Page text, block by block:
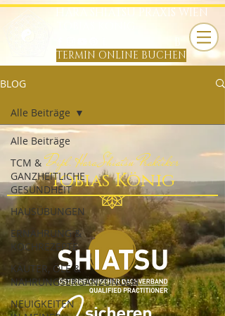
HARA SHIATSU PRAXIS WIEN
TERMIN ONLINE BUCHEN
B
BLOG
Alle Beiträge
TCM &
GANZHEITLICHE
GESUNDHEIT
HAUSÜBUNGEN
ERNÄHRUNG &
KOCHREZEPTE
KÄUTER, ÖLE &
NAHRUNGSERGÄNZUNGEN
NEUIGKEITEN
Alle Beiträge
Dipl. Hara Shiatsu Praktiker
Tobias König